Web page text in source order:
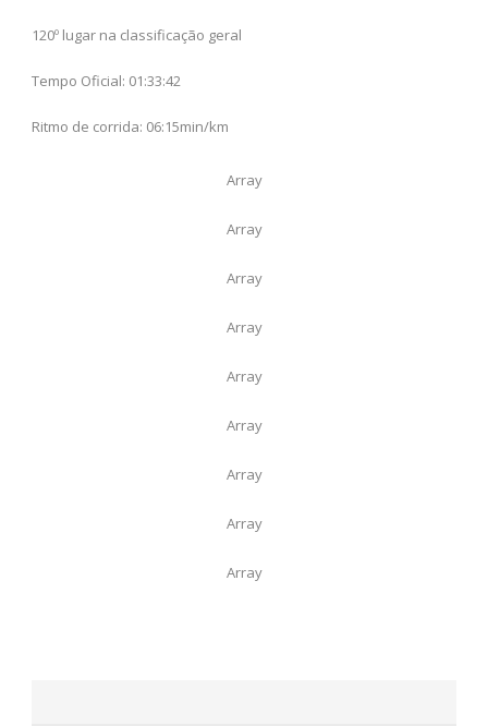
120º lugar na classificação geral
Tempo Oficial: 01:33:42
Ritmo de corrida: 06:15min/km
Array
Array
Array
Array
Array
Array
Array
Array
Array